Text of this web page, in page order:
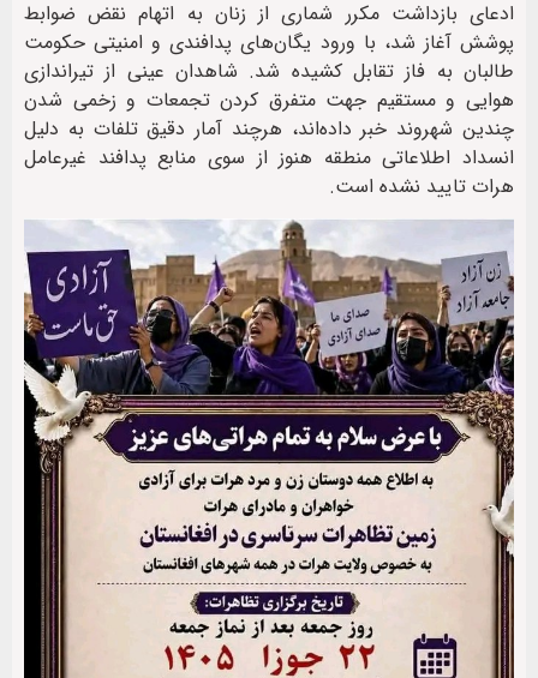
ادعای بازداشت مکرر شماری از زنان به اتهام نقض ضوابط
پوشش آغاز شد، با ورود یگان‌های پدافندی و امنیتی حکومت
طالبان به فاز تقابل کشیده شد. شاهدان عینی از تیراندازی
هوایی و مستقیم جهت متفرق کردن تجمعات و زخمی شدن
چندین شهروند خبر داده‌اند، هرچند آمار دقیق تلفات به دلیل
انسداد اطلاعاتی منطقه هنوز از سوی منابع پدافند غیرعامل
هرات تایید نشده است.